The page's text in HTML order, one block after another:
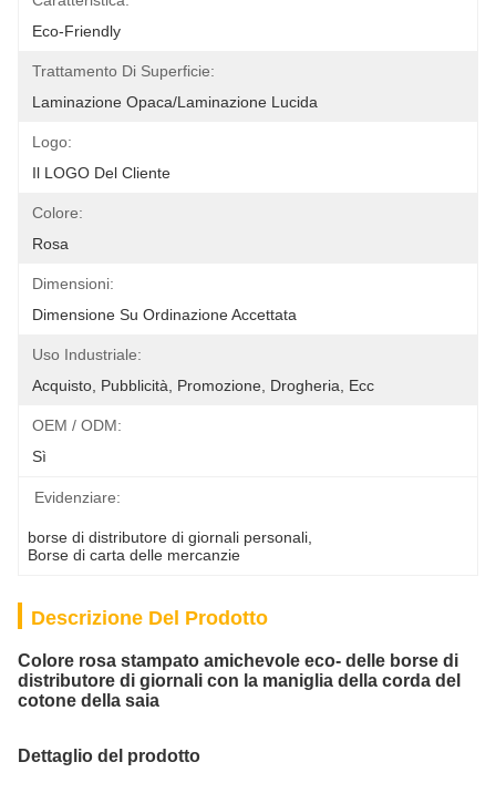
Eco-Friendly
Trattamento Di Superficie:
Laminazione Opaca/laminazione Lucida
Logo:
Il LOGO Del Cliente
Colore:
Rosa
Dimensioni:
Dimensione Su Ordinazione Accettata
Uso Industriale:
Acquisto, Pubblicità, Promozione, Drogheria, Ecc
OEM / ODM:
Sì
Evidenziare:
borse di distributore di giornali personali
Borse di carta delle mercanzie
Descrizione Del Prodotto
Colore rosa stampato amichevole eco- delle borse di
distributore di giornali con la maniglia della corda del
cotone della saia
Dettaglio del prodotto